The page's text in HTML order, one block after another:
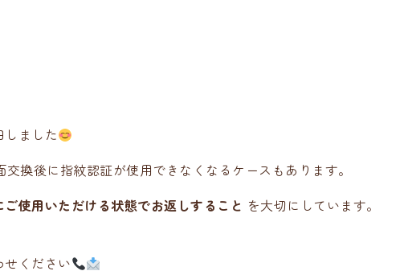
ました
換後に指紋認証が使用できなくなるケースもあります。
使用いただける状態でお返しすること を大切にしています。
ください